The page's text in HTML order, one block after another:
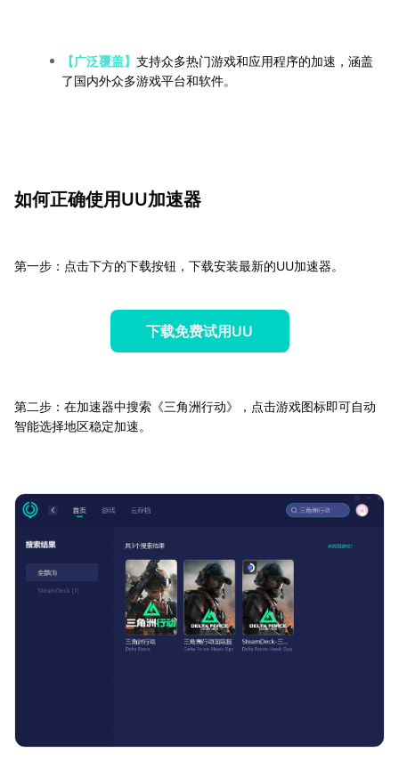
【广泛覆盖】 支持众多热门游戏和应用程序的加速，涵盖
了国内外众多游戏平台和软件。
如何正确使用UU加速器
第一步：点击下方的下载按钮，下载安装最新的UU加速器。
下载免费试用UU
第二步：在加速器中搜索《三角洲行动》，点击游戏图标即可自动
智能选择地区稳定加速。